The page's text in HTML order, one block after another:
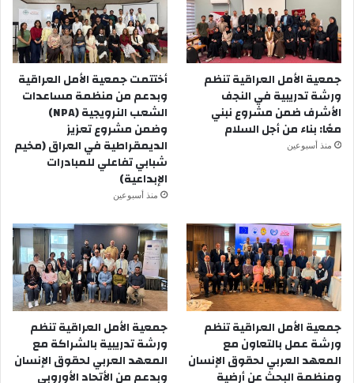
جمعية الأمل العراقية تنظم
ورشة تدريبية في النجف
الأشرف ضمن مشروع نبني
معًا: بناء من أجل السلام
منذ أسبوعين
أختتمت جمعية الأمل العراقية
وبدعم من منظمة مساعدات
الشعب النرويجية (NPA)
وضمن مشروع تعزيز
الديمقراطية في العراق (مخيم
شبابي تفاعلي للمبادرات
الإبداعية)
منذ أسبوعين
جمعية الأمل العراقية تنظم
ورشة عمل بالتعاون مع
المعهد العربي لحقوق الإنسان
ومنظمة البحث عن أرضية
جمعية الأمل العراقية تنظم
ورشة تدريبية بالشراكة مع
المعهد العربي لحقوق الإنسان
وبدعم من الأتحاد الأوروبي